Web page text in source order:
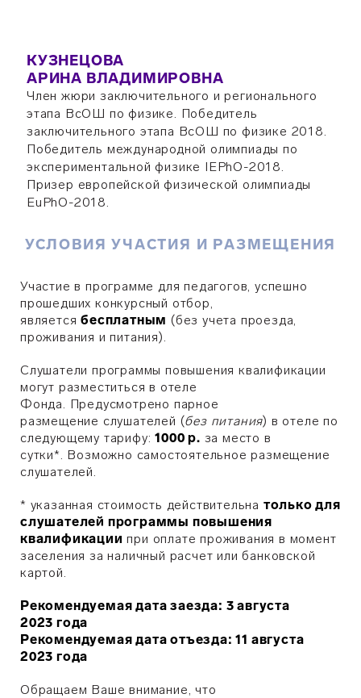
КУЗНЕЦОВА
АРИНА ВЛАДИМИРОВНА
Член жюри заключительного и регионального
этапа ВсОШ по физике. Победитель
заключительного этапа ВсОШ по физике 2018.
Победитель международной олимпиады по
экспериментальной физике IEPhO-2018.
Призер европейской физической олимпиады
EuPhO-2018.
УСЛОВИЯ УЧАСТИЯ И РАЗМЕЩЕНИЯ
Участие в программе для педагогов, успешно
прошедших конкурсный отбор,
являетсябесплатным (без учета проезда,
проживания и питания).
Слушатели программы повышения квалификации
могут разместиться в отеле
Фонда. Предусмотрено парное
размещение слушателей (без питания) в отеле по
следующему тарифу:1000 р. за место в
сутки*. Возможно самостоятельное размещение
слушателей.
* указанная стоимость действительна только для
слушателей программы повышения
квалификации при оплате проживания в момент
заселения за наличный расчет или банковской
картой.
Рекомендуемая дата заезда: 3 августа
2023 года
Рекомендуемая дата отъезда: 11 августа
2023 года
Обращаем Ваше внимание, что